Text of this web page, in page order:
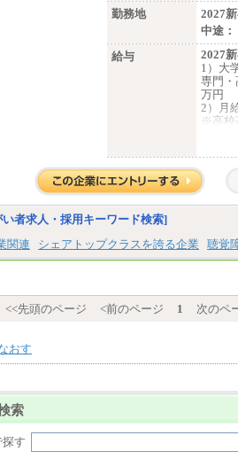
■(株
総合職
整給
エリア
給
※詳細
さい。
■(株
さい。
■I&J
さい。
有期
※詳細
終了
③月給
④月
勤務地
2027新
中途：
給与
2027新
1）大
専門・
万円
2）月
※高校
1）月
2）月
者求人・採用キーワード検索]
関連 シェアトップクラスを誇る企業 聴覚
<<先頭のページ <前のページ 1 次のペ
おす
索
す